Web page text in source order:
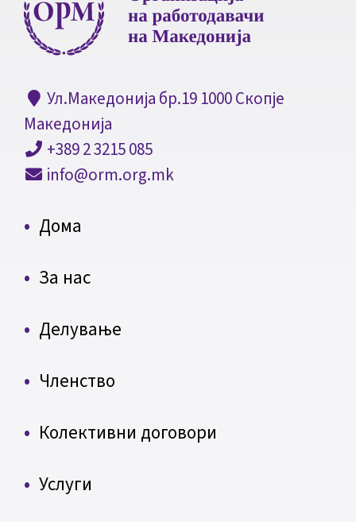
Ул.Македонија бр.19 1000 Скопје
Македонија
+389 2 3215 085
info@orm.org.mk
Дома
За нас
Делување
Членство
Колективни договори
Услуги